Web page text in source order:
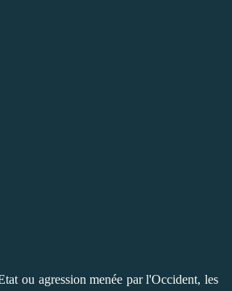
ou agression menée par l'Occident, les